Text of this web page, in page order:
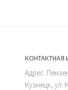
Адрес:
Кузнецк, ул.